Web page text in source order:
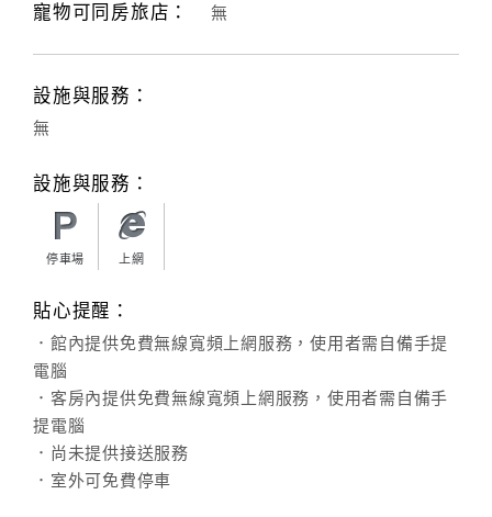
寵物可同房旅店： 無
設施與服務：
無
設施與服務：
停車場 上網
貼心提醒：
．館內提供免費無線寬頻上網服務，使用者需自備手提
電腦
．客房內提供免費無線寬頻上網服務，使用者需自備手
提電腦
．尚未提供接送服務
．室外可免費停車